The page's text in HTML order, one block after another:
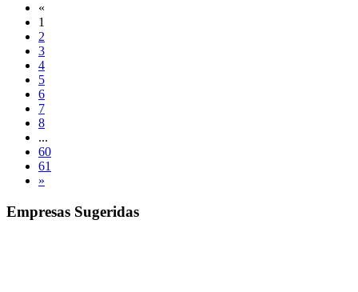
«
1
2
3
4
5
6
7
8
...
60
61
»
Empresas Sugeridas